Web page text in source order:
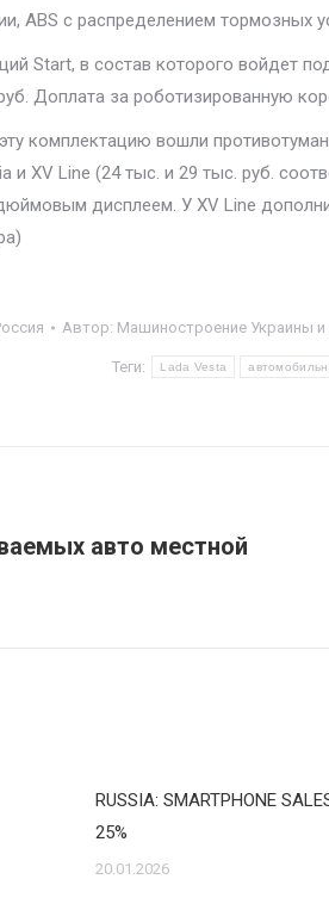
ABS с распределением
Start, в состав которого войдет
Доплата за роботизированную
комплектацию вошли
и XV Line (24 тыс. и 29 тыс. руб.
дисплеем. У XV Line
Автор: Машиностроение Украины и
Теги: Lada Vesta
авто местной
RUSSIA: SMARTPHONE
25%
20.01.2026